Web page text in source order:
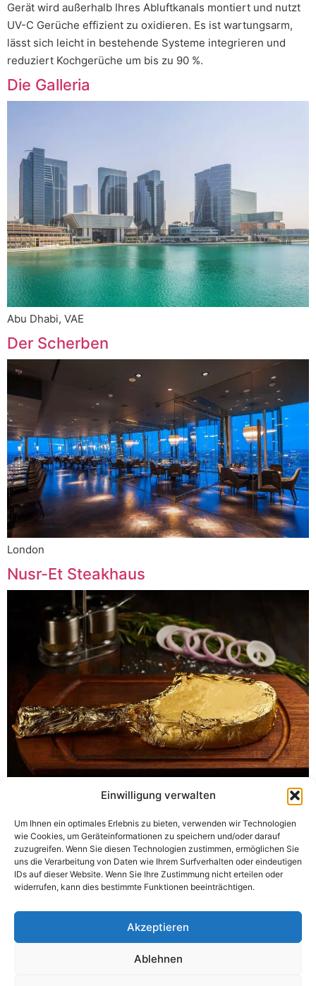
Einwilligung verwalten
Um Ihnen ein optimales Erlebnis zu bieten, verwenden wir Technologien
wie Cookies, um Geräteinformationen zu speichern und/oder darauf
zuzugreifen. Wenn Sie diesen Technologien zustimmen, ermöglichen Sie
uns die Verarbeitung von Daten wie Ihrem Surfverhalten oder eindeutigen
IDs auf dieser Website. Wenn Sie Ihre Zustimmung nicht erteilen oder
widerrufen, kann dies bestimmte Funktionen beeinträchtigen.
Akzeptieren
Ablehnen
Gerät wird außerhalb Ihres Abluftkanals montiert und nutzt
UV-C Gerüche effizient zu oxidieren. Es ist wartungsarm,
lässt sich leicht in bestehende Systeme integrieren und
reduziert Kochgerüche um bis zu 90 %.
Die Galleria
Abu Dhabi, VAE
Der Scherben
London
Nusr-Et Steakhaus
Knightsbridge, London
ADRESSE
Purified Air
Lyon House, Lyon
Road
Vereinigtes
KONTAKT
+44 (0) 1708 755
414
enq@purifiedair.com
SOZIALES